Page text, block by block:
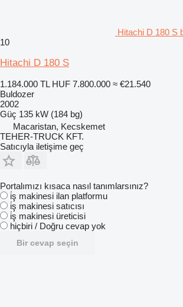
Hitachi D 180 S
10
Hitachi D 180 S
1.184.000 TL HUF 7.800.000 ≈ €21.540
Buldozer
2002
Güç 135 kW (184 bg)
Macaristan, Kecskemet
TEHER-TRUCK KFT.
Satıcıyla iletişime geç
Portalımızı kısaca nasıl tanımlarsınız?
i̇ş makinesi ilan platformu
i̇ş makinesi satıcısı
i̇ş makinesi üreticisi
hiçbiri / Doğru cevap yok
Bir cevap seçin